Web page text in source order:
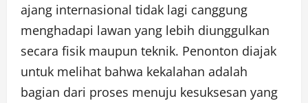
ajang internasional tidak lagi canggung
menghadapi lawan yang lebih diunggulkan
secara fisik maupun teknik. Penonton diajak
untuk melihat bahwa kekalahan adalah
bagian dari proses menuju kesuksesan yang